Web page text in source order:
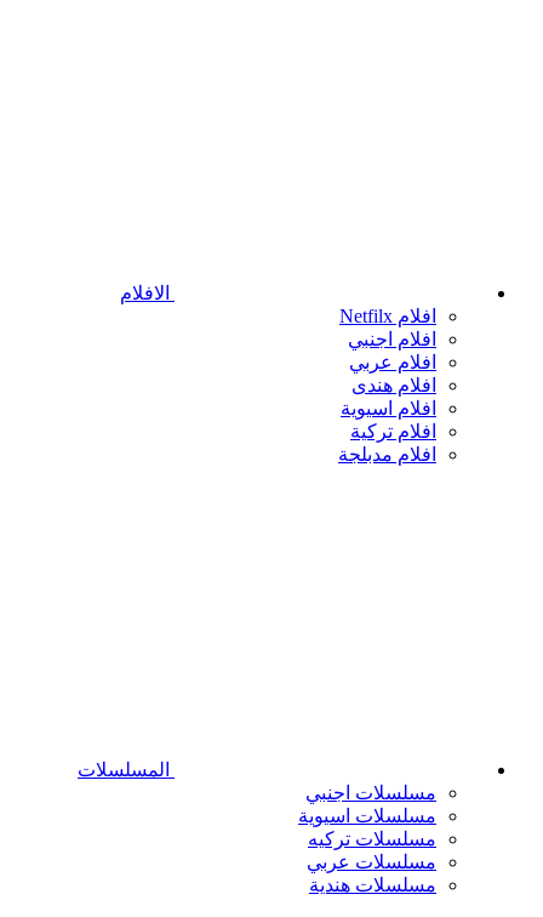
الافلام
افلام Netfilx
افلام اجنبي
افلام عربي
افلام هندى
افلام اسيوية
افلام تركية
افلام مدبلجة
المسلسلات
مسلسلات اجنبي
مسلسلات اسيوية
مسلسلات تركيه
مسلسلات عربي
مسلسلات هندية